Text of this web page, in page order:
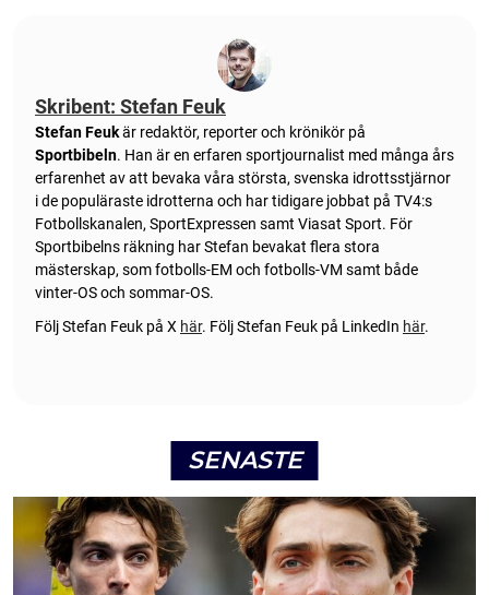
Skribent: Stefan Feuk
Stefan Feukär redaktör, reporter och krönikör på
Sportbibeln. Han är en erfaren sportjournalist med många års
erfarenhet av att bevaka våra största, svenska idrottsstjärnor
i de populäraste idrotterna och har tidigare jobbat på TV4:s
Fotbollskanalen, SportExpressen samt Viasat Sport. För
Sportbibelns räkning har Stefan bevakat flera stora
mästerskap, som fotbolls-EM och fotbolls-VM samt både
vinter-OS och sommar-OS.
Följ Stefan Feuk på X här. Följ Stefan Feuk på LinkedIn här.
SENASTE